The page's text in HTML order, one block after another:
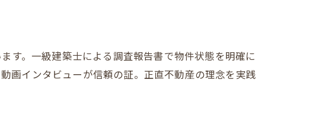
プ
を実現
す。一級建築士による調査報告書で物件状態を明確に
画インタビューが信頼の証。正直不動産の理念を実践